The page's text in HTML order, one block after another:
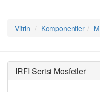
Vitrin Komponentler
IRFI Serisi Mosfetler